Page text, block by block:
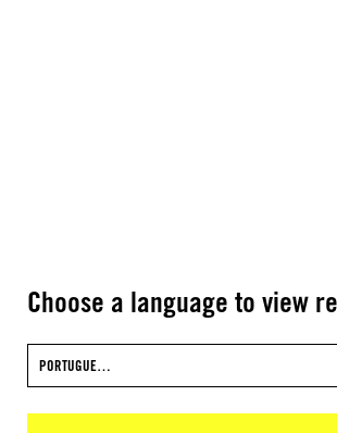
Choose a language to view
PORTUGUE…